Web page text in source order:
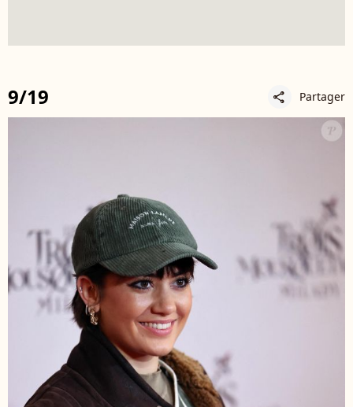
9/19 share Partager